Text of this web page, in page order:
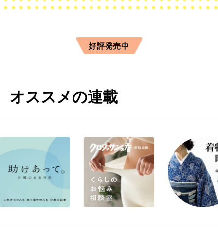
好評発売中
オススメの連載